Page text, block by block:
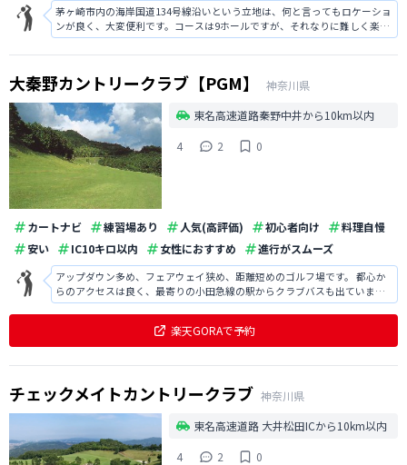
茅ヶ崎市内の海岸国道134号線沿いという立地は、何と言ってもロケーショ
ンが良く、大変便利です。コースは9ホールですが、それなりに難しく楽し
めます。進行もスムーズです。古くから地元民に愛されているゴルフ場で
す。
大秦野カントリークラブ【PGM】
神奈川県
東名高速道路秦野中井から10km以内
4
2 0
カートナビ 練習場あり 人気(高評価) 初心者向け
料理自慢
安い
IC10キロ以内 女性におすすめ 進行がスムーズ
アップダウン多め、フェアウェイ狭め、距離短めのゴルフ場です。 都心か
らのアクセスは良く、最寄りの小田急線の駅からクラブバスも出ていま
す。 コースは上記に書いた他、ドッグレッグも多いため、スコアが出やす
は値段がお手頃なため、練習などに
楽天GORAで予約
チェックメイトカントリークラブ 神奈川県
東名高速道路 大井松田ICから10km以内
4
2 0